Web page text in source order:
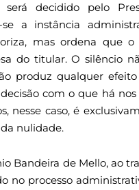
será decidido pelo
se a instância
mas ordena que o
do titular. O silêncio
produz qualquer
com o que há
nesse caso, é
nulidade.
Bandeira de Mello, ao
no processo